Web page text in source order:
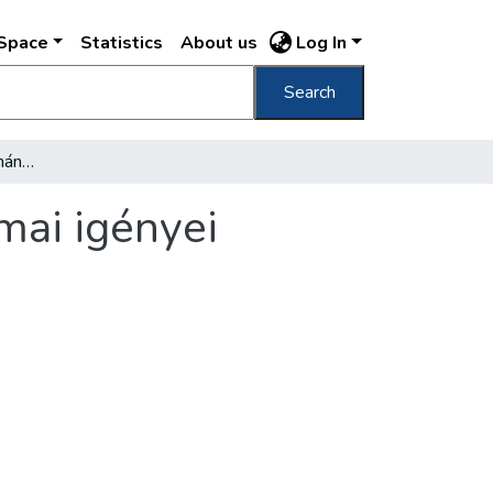
Statistics About us Log In
Search
A nyomor hajdani otthonának mai élete és mai igényei
igényei